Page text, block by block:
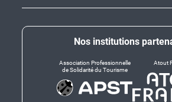
Nos institutions
Association Professionnelle
de Solidarité du Tourisme
Atout